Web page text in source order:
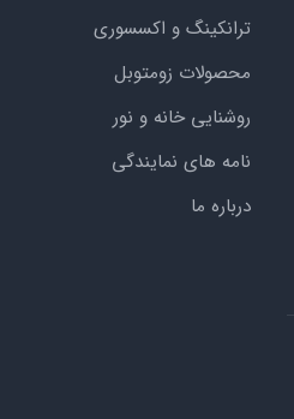
ترانکینگ و اکسسوری
محصولات زومتوبل
روشنایی خانه و نور
نامه های نمایندگی
درباره ما